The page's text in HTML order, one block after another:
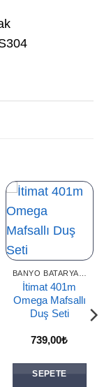
İtimat 401m
Omega Mafsallı
Duş Seti
739,00₺
SEPETE